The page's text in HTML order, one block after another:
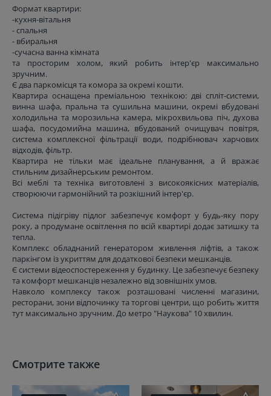
Формат квартири:
-кухня-вітальня
- спальня
- вбиральня
-сучасна ванна кімната
та просторим холом, який робить інтер'єр максимально
зручним.
Є два паркомісця та комора за окремі кошти.
Квартира оснащена преміальною технікою: дві спліт-системи,
винна шафа, пральна та сушильна машини, окремі вбудовані
холодильна та морозильна камера, мікрохвильова піч, духова
шафа, посудомийна машина, вбудований очищувач повітря,
система комплексної фільтрації води, подрібнювач харчових
відходів, фільтр.
Квартира не тільки має ідеальне планування, а й вражає
стильним дизайнерським ремонтом.
Всі меблі та техніка виготовлені з високоякісних матеріалів,
створюючи гармонійний та розкішний інтер'єр.
Система підігріву підлог забезпечує комфорт у будь-яку пору
року, а продумане освітлення по всій квартирі додає затишку та
тепла.
Комплекс обладнаний генератором живлення ліфтів, а також
паркінгом із укриттям для додаткової безпеки мешканців.
Є системи відеоспостереження у будинку. Це забезпечує безпеку
та комфорт мешканців незалежно від зовнішніх умов.
Навколо комплексу також розташовані численні магазини,
ресторани, зони відпочинку та торгові центри, що робить життя
тут максимально зручним. До метро "Наукова" 10 хвилин.
Смотрите также